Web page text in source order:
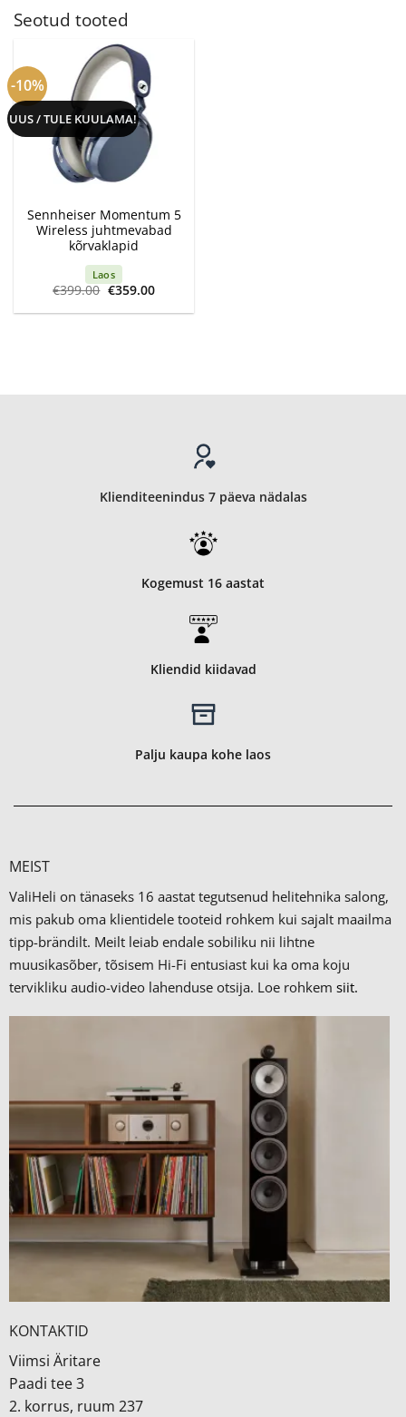
Seotud tooted
-10%
UUS / TULE KUULAMA!
Sennheiser Momentum 5
Wireless juhtmevabad
kõrvaklapid
Laos
€399.00 Algne
hind
oli:
€359.00Current
is:
Klienditeenindus 7 päeva nädalas
Kogemust 16 aastat
Kliendid kiidavad
Palju kaupa kohe laos
MEIST
ValiHeli on tänaseks 16 aastat tegutsenud helitehnika salong,
mis pakub oma klientidele tooteid rohkem kui sajalt maailma
tipp-brändilt. Meilt leiab endale sobiliku nii lihtne
muusikasõber, tõsisem Hi-Fi entusiast kui ka oma koju
tervikliku audio-video lahenduse otsija. Loe rohkem siit.
KONTAKTID
Viimsi Äritare
Paadi tee 3
2. korrus, ruum 237